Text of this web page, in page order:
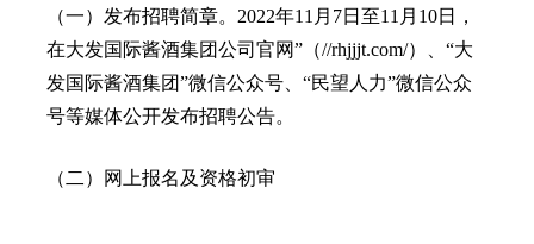
（一）发布招聘简章。2022年11月7日至11月10日，
在大发国际酱酒集团公司官网”（//rhjjjt.com/）、“大
发国际酱酒集团”微信公众号、“民望人力”微信公众
号等媒体公开发布招聘公告。
（二）网上报名及资格初审